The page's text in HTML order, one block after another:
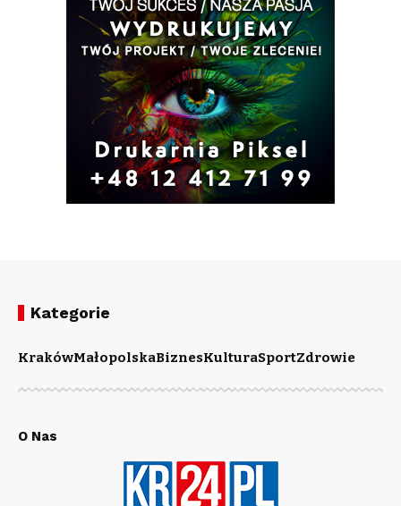
Kategorie
KrakówMałopolskaBiznesKulturaSportZdrowie
O Nas